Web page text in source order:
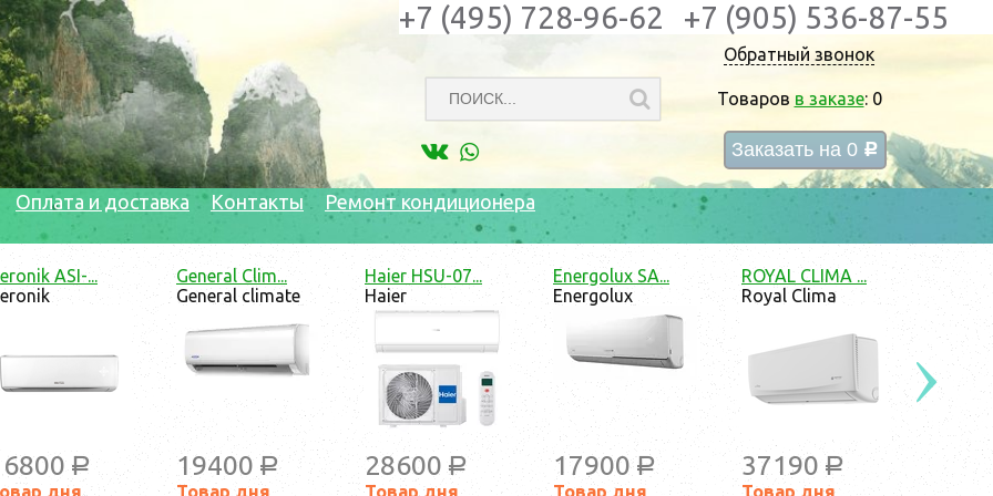
Обратный звонок
Товаров в заказе: 0
Заказать на 0 c
+7 (495) 728-96-62 +7 (905) 536-87-55
Оплата и доставка Контакты Ремонт кондиционера
Aeronik ASI-...
Aeronik
35200
Товар дня
Сплит-систем...
Ishimatsu
24490 a
Товар дня
Energolux SA...
Energolux
17900 a
Товар дня
ROYAL CLIMA ...
Royal Clima
37190 a
Товар дня
Установка ко...
Россия
16000
Товар дня